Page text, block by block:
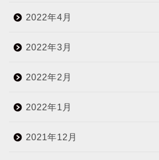
2022年4月
2022年3月
2022年2月
2022年1月
2021年12月